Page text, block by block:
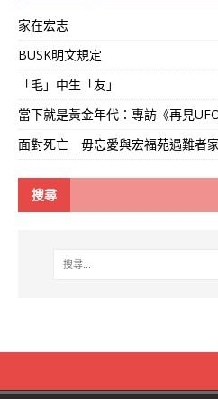
家在宏志
BUSK明文規定
「毛」中生「友」
當下就是黃金年代：專訪《再見
面對死亡 毋忘愛與宏福苑遇難者
搜尋